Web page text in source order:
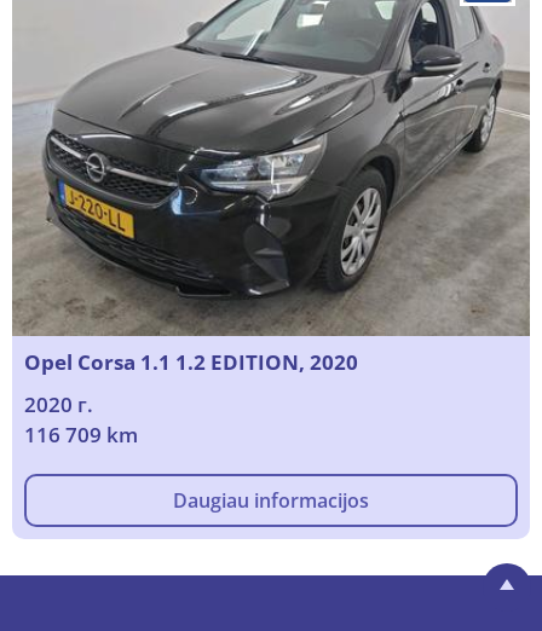
Opel Corsa 1.1 1.2 EDITION, 2020
2020 г.
116 709 km
Daugiau informacijos